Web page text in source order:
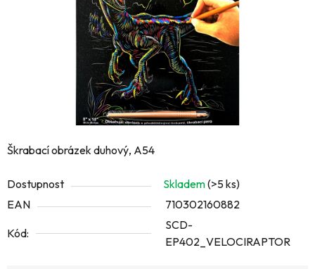
Škrabací obrázek duhový, A54
Dostupnost Skladem(>5 ks)
EAN
710302160882
Kód:
SCD-
EP402_VELOCIRAPTOR